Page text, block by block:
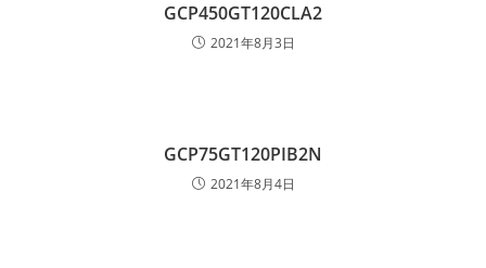
GCP450GT120CLA2
2021年8月3日
GCP75GT120PIB2N
2021年8月4日